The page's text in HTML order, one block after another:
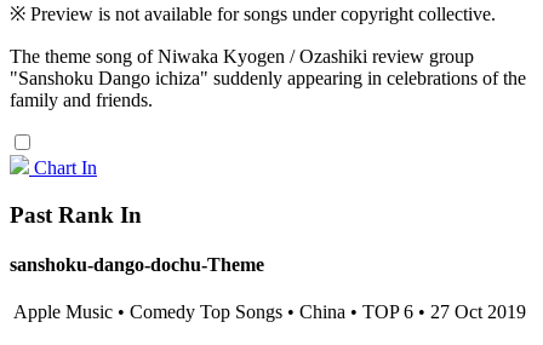
※ Preview is not available for songs under copyright collective.
The theme song of Niwaka Kyogen / Ozashiki review group
"Sanshoku Dango ichiza" suddenly appearing in celebrations of the
family and friends.
Chart In
Past Rank In
sanshoku-dango-dochu-Theme
Apple Music • Comedy Top Songs • China • TOP 6 • 27 Oct 2019